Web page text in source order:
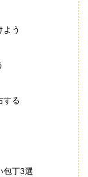
よう
する
包丁3選